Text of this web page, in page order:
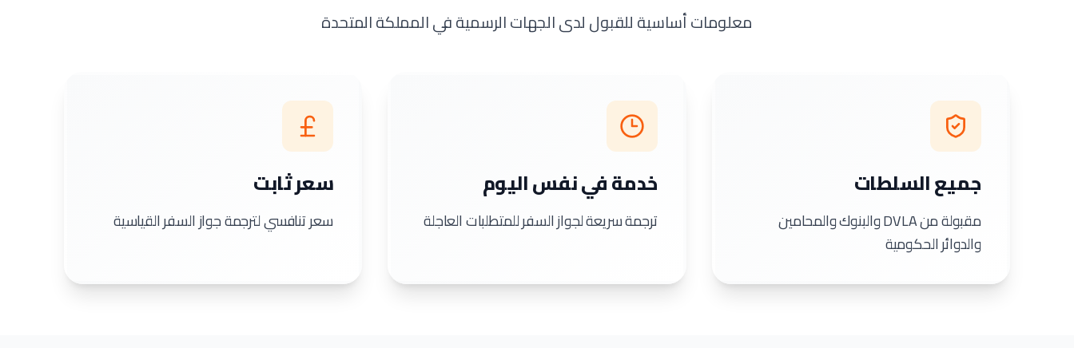
معلومات أساسية للقبول لدى الجهات الرسمية في المملكة المتحدة
جميع السلطات
مقبولة من DVLA والبنوك والمحامين
والدوائر الحكومية
خدمة في نفس اليوم
ترجمة سريعة لجواز السفر للمتطلبات العاجلة
سعر ثابت
سعر تنافسي لترجمة جواز السفر القياسية